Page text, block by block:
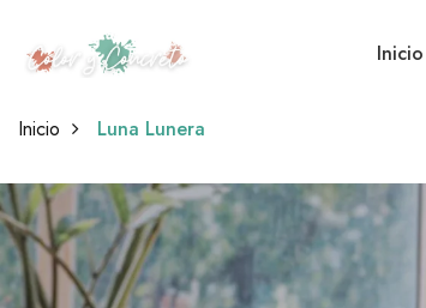
Inicio
Inicio Luna Lunera